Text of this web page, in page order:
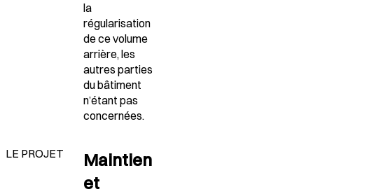
la
régularisation
de ce volume
arrière, les
autres parties
du bâtiment
n’étant pas
concernées.
LE PROJET
Maintien
et